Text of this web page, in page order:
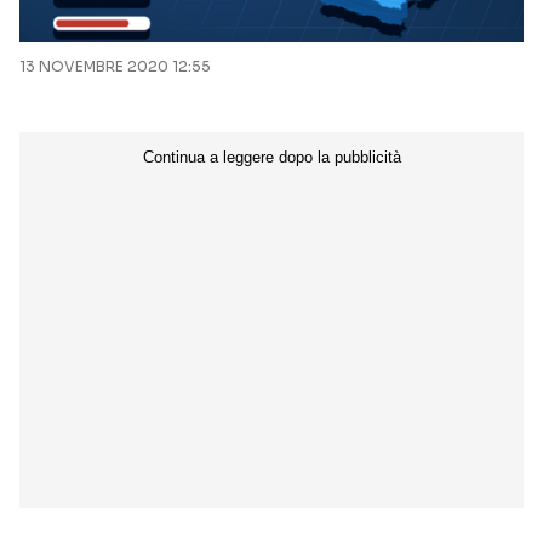
13 NOVEMBRE 2020 12:55